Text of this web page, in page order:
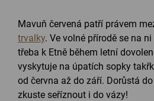
Mavuň červená patří právem
trvalky. Ve volné přírodě se na
třeba k Etně během letní
vyskytuje na úpatích sopky
od června až do září. Dorůstá
zkuste seříznout i do vázy!